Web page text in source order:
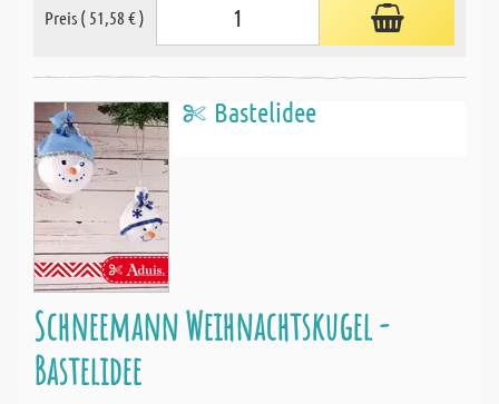
Preis ( 51,58 € )
Bastelidee
Schneemann Weihnachtskugel -
Bastelidee